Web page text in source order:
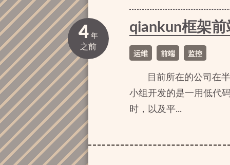
4 年
之前
qiankun框架
运维 前端 监控
目前所在的公司在
小组开发的是一用低代
时，以及平...